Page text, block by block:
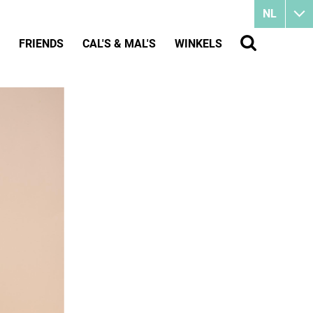
NL
FRIENDS CAL'S & MAL'S WINKELS